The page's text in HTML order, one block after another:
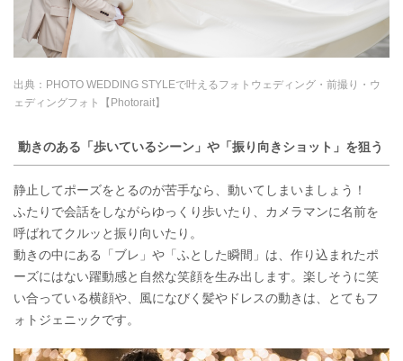
出典： PHOTO WEDDING STYLEで叶えるフォトウェディング・前撮り・ウ
ェディングフォト【Photorait】
動きのある「歩いているシーン」や「振り向きショット」を狙う
静止してポーズをとるのが苦手なら、動いてしまいましょう！
ふたりで会話をしながらゆっくり歩いたり、カメラマンに名前を
呼ばれてクルッと振り向いたり。
動きの中にある「ブレ」や「ふとした瞬間」は、作り込まれたポ
ーズにはない躍動感と自然な笑顔を生み出します。楽しそうに笑
い合っている横顔や、風になびく髪やドレスの動きは、とてもフ
ォトジェニックです。